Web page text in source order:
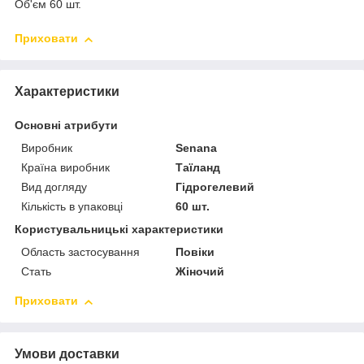
Об'єм 60 шт.
Приховати
Характеристики
Основні атрибути
Виробник
Senana
Країна виробник
Таїланд
Вид догляду
Гідрогелевий
Кількість в упаковці
60 шт.
Користувальницькі характеристики
Область застосування
Повіки
Стать
Жіночий
Приховати
Умови доставки